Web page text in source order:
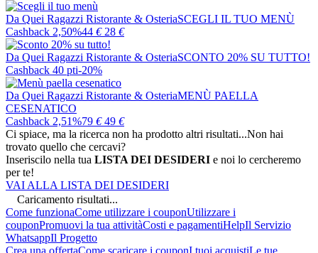
Da Quei Ragazzi Ristorante & OsteriaSCEGLI IL TUO MENÙ
Cashback 2,50%44 € 28 €
Da Quei Ragazzi Ristorante & OsteriaSCONTO 20% SU TUTTO!
Cashback 40 pti-20%
Da Quei Ragazzi Ristorante & OsteriaMENÙ PAELLA
CESENATICO
Cashback 2,51%79 € 49 €
Ci spiace, ma la ricerca non ha prodotto altri risultati...Non hai
trovato quello che cercavi?
Inseriscilo nella tua LISTA DEI DESIDERI e noi lo cercheremo
per te!
VAI ALLA LISTA DEI DESIDERI
Caricamento risultati...
Come funzionaCome utilizzare i couponUtilizzare i
couponPromuovi la tua attivitàCosti e pagamentiHelpIl Servizio
WhatsappIl Progetto
Crea una offertaCome scaricare i couponI tuoi acquistiLe tue